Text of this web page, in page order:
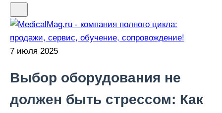
7 июля 2025
Выбор оборудования не
должен быть стрессом: Как